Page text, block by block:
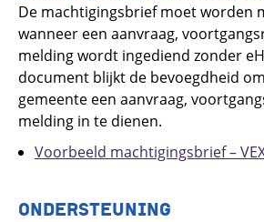
De machtigingsbrief moet worden
wanneer een aanvraag,
melding wordt ingediend zonder
document blijkt de bevoegdheid
gemeente een aanvraag,
melding in te dienen.
Voorbeeld machtigingsbrief –
ONDERSTEUNING